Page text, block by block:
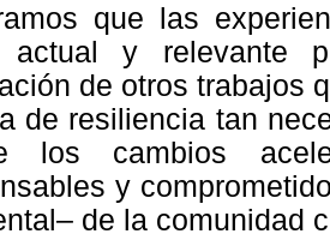
que las
actual y relevante
de otros trabajos
de resiliencia tan
los cambios
y
de la comunidad